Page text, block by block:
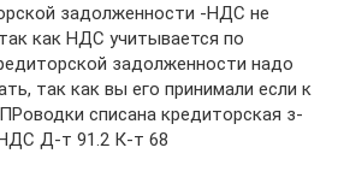
задолженности -НДС не
как НДС учитывается по
задолженности надо
так как вы его принимали если к
списана кредиторская з-
Д-т 91.2 К-т 68